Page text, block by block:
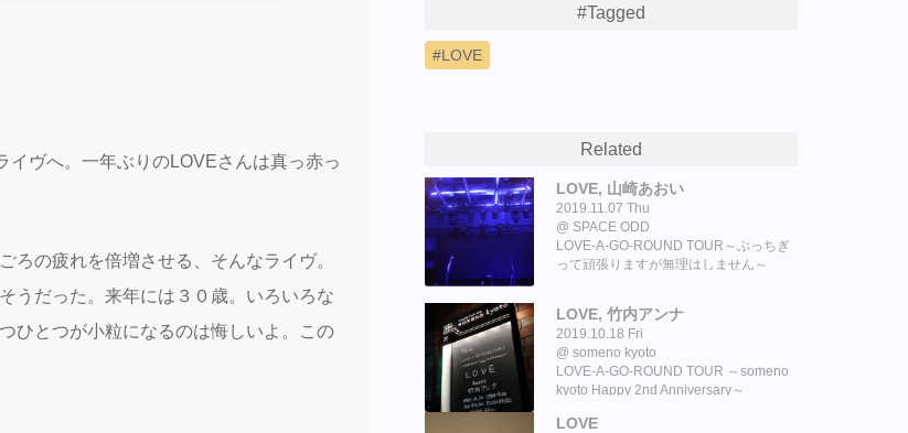
イヴへ。一年ぶりのLOVEさんは真っ赤っ
ろの疲れを倍増させる、そんなライヴ。
うだった。来年には３０歳。いろいろな
ひとつが小粒になるのは悔しいよ。この
#Tagged
LOVE
Related
LOVE, 山崎あおい
2019.11.07 Thu
SPACE ODD
LOVE-A-GO-ROUND TOUR～ぶっちぎ
って頑張りますが無理はしません～
LOVE, 竹内アンナ
2019.10.18 Fri
someno kyoto
LOVE-A-GO-ROUND TOUR ～someno
kyoto Happy 2nd Anniversary～
LOVE